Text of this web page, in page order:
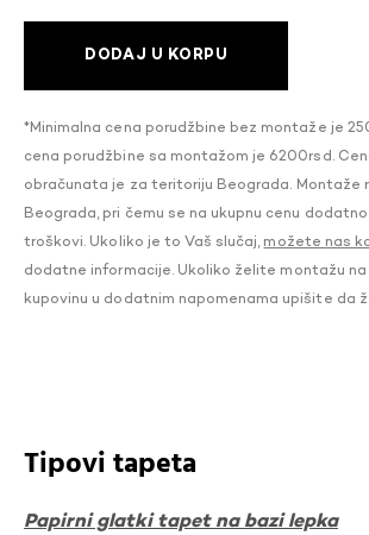
DODAJ U KORPU
*Minimalna cena porudžbine bez montaže je
cena porudžbine sa montažom je 6200rsd.
obračunata je za teritoriju Beograda. Montaže
Beograda, pri čemu se na ukupnu cenu
troškovi. Ukoliko je to Vaš slučaj, možete nas
dodatne informacije. Ukoliko želite montažu
kupovinu u dodatnim napomenama upišite da
Tipovi tapeta
Papirni glatki tapet na bazi lepka